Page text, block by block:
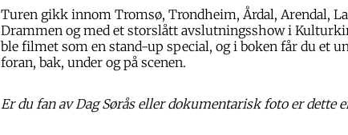
Turen gikk innom Tromsø, Trondheim, Årdal, Arendal,
Drammen og med et storslått avslutningsshow i
ble filmet som en stand-up special, og i boken får du et
foran, bak, under og på scenen.
Er du fan av Dag Sørås eller dokumentarisk foto er dette